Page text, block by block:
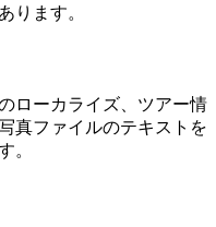
ります。
ローカライズ、ツアー情
真ファイルのテキストを
。